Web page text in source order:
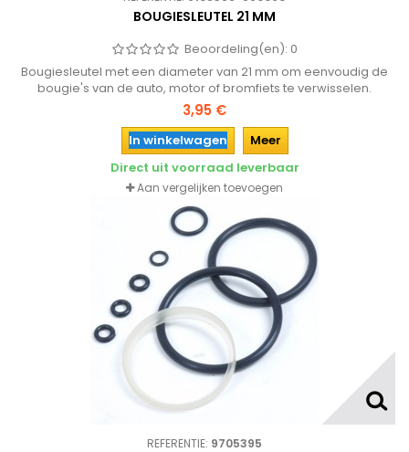
BOUGIESLEUTEL 21 MM
Beoordeling(en): 0
Bougiesleutel met een diameter van 21 mm om eenvoudig de
bougie's van de auto, motor of bromfiets te verwisselen.
3,95 €
In winkelwagen
Meer
Direct uit voorraad leverbaar
Aan vergelijken toevoegen
REFERENTIE: 9705395